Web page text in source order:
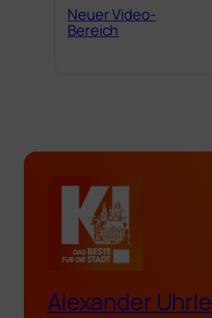
Neuer Video-
Bereich
Alexander Uhrle